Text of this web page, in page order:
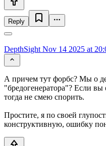
Reply
DepthSight Nov 14 2025 at
А причем тут форбс? Мы о
"бредогенератора"? Если вы
тогда не смею спорить.
Простите, я по своей
конструктивную, ошибку